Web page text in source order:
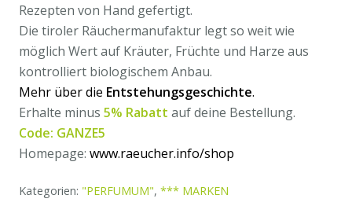
Rezepten von Hand gefertigt.
Die tiroler Räuchermanufaktur legt so weit wie
möglich Wert auf Kräuter, Früchte und Harze aus
kontrolliert biologischem Anbau.
Mehr über die Entstehungsgeschichte.
Erhalte minus 5% Rabatt auf deine Bestellung.
Code: GANZE5
Homepage: www.raeucher.info/shop
Kategorien: "PERFUMUM", *** MARKEN